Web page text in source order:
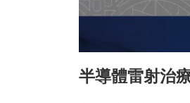
半導體雷射治